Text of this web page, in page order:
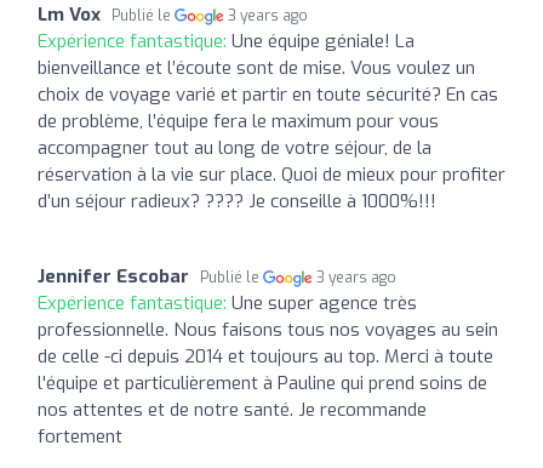
Lm Vox Publié le 3 years ago
Expérience fantastique: Une équipe géniale! La
bienveillance et l’écoute sont de mise. Vous voulez un
choix de voyage varié et partir en toute sécurité? En cas
de problème, l’équipe fera le maximum pour vous
accompagner tout au long de votre séjour, de la
réservation à la vie sur place. Quoi de mieux pour profiter
d’un séjour radieux? ???? Je conseille à 1000%!!!
Jennifer Escobar Publié le 3 years ago
Expérience fantastique: Une super agence très
professionnelle. Nous faisons tous nos voyages au sein
de celle -ci depuis 2014 et toujours au top. Merci à toute
l'équipe et particulièrement à Pauline qui prend soins de
nos attentes et de notre santé. Je recommande
fortement